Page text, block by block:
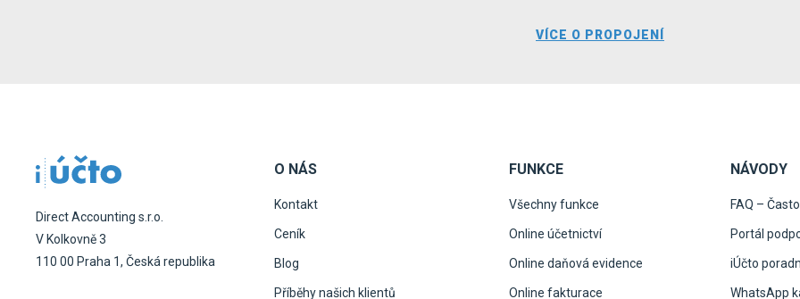
VÍCE O PROPOJENÍ
Direct Accounting s.r.o.
V Kolkovně 3
110 00 Praha 1, Česká republika
O NÁS
Kontakt
Ceník
Blog
Příběhy našich klientů
FUNKCE
Všechny funkce
Online účetnictví
Online daňová evidence
Online fakturace
NÁVODY
FAQ –
Portál
iÚčto
WhatsApp